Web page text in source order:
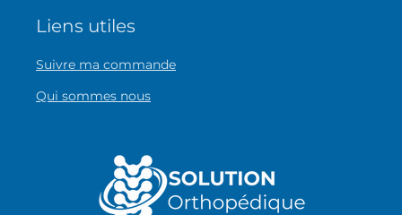
Liens utiles
Suivre ma commande
Qui sommes nous